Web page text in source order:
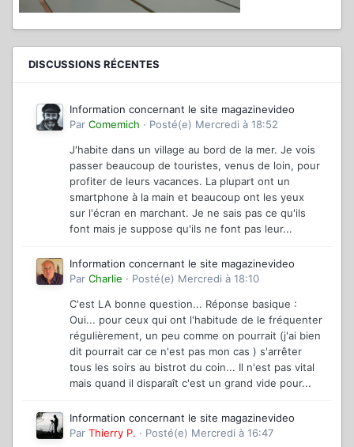
DISCUSSIONS RÉCENTES
Information concernant le site magazinevideo
Par Comemich · Posté(e) Mercredi à 18:52
J'habite dans un village au bord de la mer. Je vois
passer beaucoup de touristes, venus de loin, pour
profiter de leurs vacances. La plupart ont un
smartphone à la main et beaucoup ont les yeux
sur l'écran en marchant. Je ne sais pas ce qu'ils
font mais je suppose qu'ils ne font pas leur...
Information concernant le site magazinevideo
Par Charlie · Posté(e) Mercredi à 18:10
C'est LA bonne question... Réponse basique :
Oui... pour ceux qui ont l'habitude de le fréquenter
régulièrement, un peu comme on pourrait (j'ai bien
dit pourrait car ce n'est pas mon cas ) s'arrêter
tous les soirs au bistrot du coin... Il n'est pas vital
mais quand il disparaît c'est un grand vide pour...
Information concernant le site magazinevideo
Par Thierry P. · Posté(e) Mercredi à 16:47